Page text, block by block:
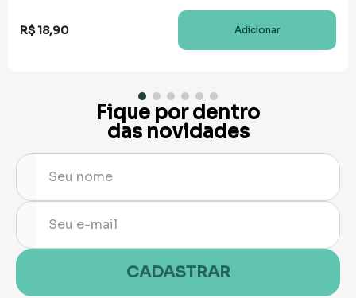
R$18,90 Adicionar
Fique por dentro
das novidades
CADASTRAR